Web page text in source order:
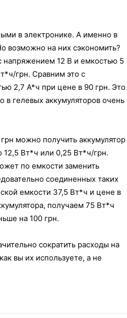
в электронике. А именно в
возможно на них сэкономить?
напряжением 12 В и емкостью 5
грн. Сравним это с
2,7 А*ч при цене в 90 грн. Это
гелевых аккумуляторов очень
можно получить аккумулятор
Вт*ч или 0,25 Вт*ч/грн.
по емкости заменить
соединенных таких
емкости 37,5 Вт*ч и цене в
получаем 75 Вт*ч
на 100 грн.
сократить расходы на
вы их используете, а не